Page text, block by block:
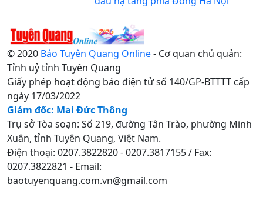
© 2020 Báo Tuyên Quang Online- Cơ quan chủ quản:
Tỉnh uỷ tỉnh Tuyên Quang
Giấy phép hoạt động báo điện tử số 140/GP-BTTTT cấp
ngày 17/03/2022
Giám đốc: Mai Đức Thông
Trụ sở Tòa soạn: Số 219, đường Tân Trào, phường Minh
Xuân, tỉnh Tuyên Quang, Việt Nam.
Điện thoại: 0207.3822820 - 0207.3817155 / Fax:
0207.3822821 - Email:
baotuyenquang.com.vn@gmail.com